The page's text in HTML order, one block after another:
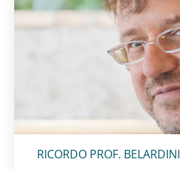
Titolo card:
RICORDO PROF. BELARDINI